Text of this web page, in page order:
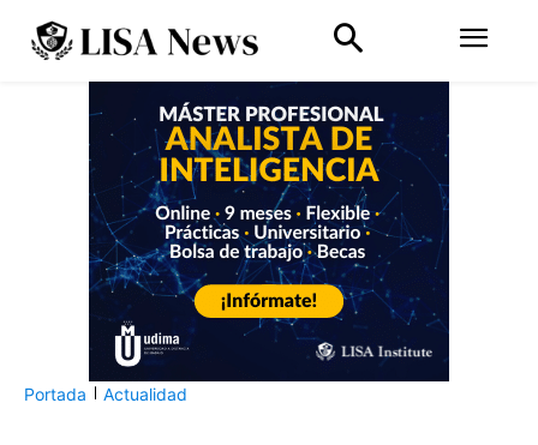
Portada Actualidad